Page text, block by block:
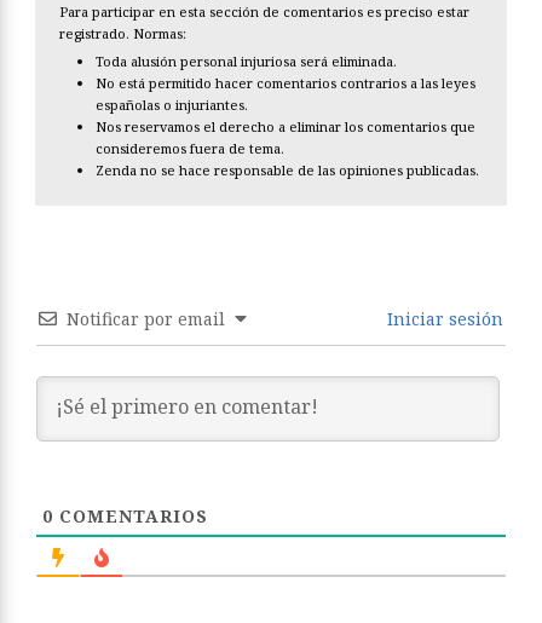
Para participar en esta sección de comentarios es preciso estar
registrado. Normas:
Toda alusión personal injuriosa será eliminada.
No está permitido hacer comentarios contrarios a las leyes
españolas o injuriantes.
Nos reservamos el derecho a eliminar los comentarios que
consideremos fuera de tema.
Zenda no se hace responsable de las opiniones publicadas.
Notificar por email Iniciar sesión
0 COMENTARIOS